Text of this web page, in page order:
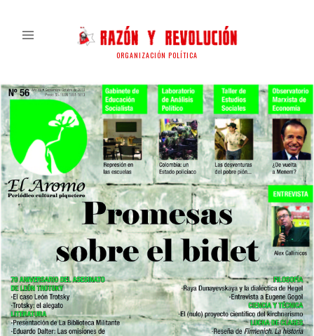
ORGANIZACIÓN POLÍTICA